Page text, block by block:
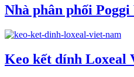
Nhà phân phối
Keo kết dính Loxeal